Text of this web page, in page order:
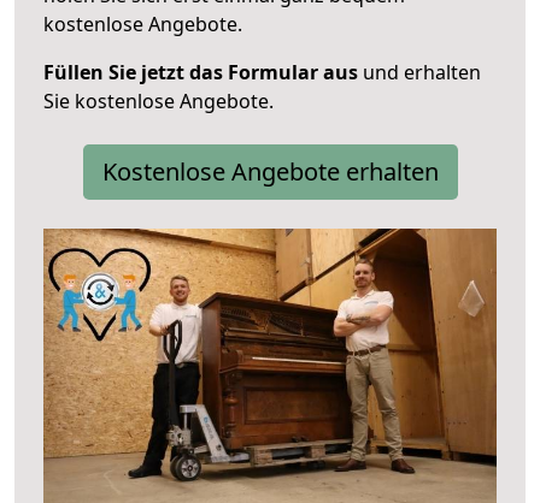
kostenlose Angebote.
Füllen Sie jetzt das Formular aus und erhalten
Sie kostenlose Angebote.
Kostenlose Angebote erhalten